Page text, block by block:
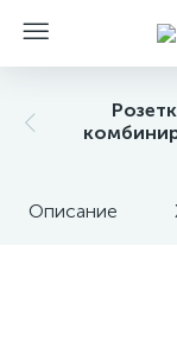
Описание